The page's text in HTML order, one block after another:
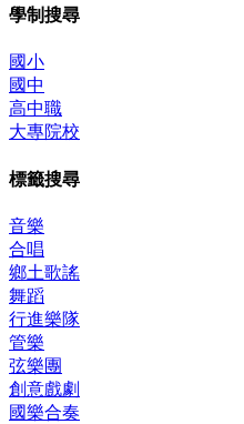
學制搜尋
國小
國中
高中職
大專院校
標籤搜尋
音樂
合唱
鄉土歌謠
舞蹈
行進樂隊
管樂
弦樂團
創意戲劇
國樂合奏